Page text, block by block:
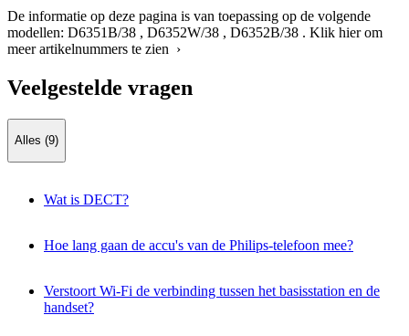
De informatie op deze pagina is van toepassing op de volgende
modellen: D6351B/38 , D6352W/38 , D6352B/38 . Klik hier om
meer artikelnummers te zien ›
Veelgestelde vragen
Alles (9)
Wat is DECT?
Hoe lang gaan de accu's van de Philips-telefoon mee?
Verstoort Wi-Fi de verbinding tussen het basisstation en de
handset?